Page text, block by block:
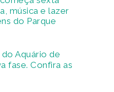
música e lazer
do Parque
Aquário de
fase. Confira as